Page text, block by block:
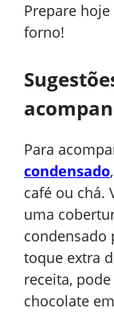
Prepare
forno!
Para
condensado
café ou chá.
uma
condensado
toque extra
receita,
chocolate